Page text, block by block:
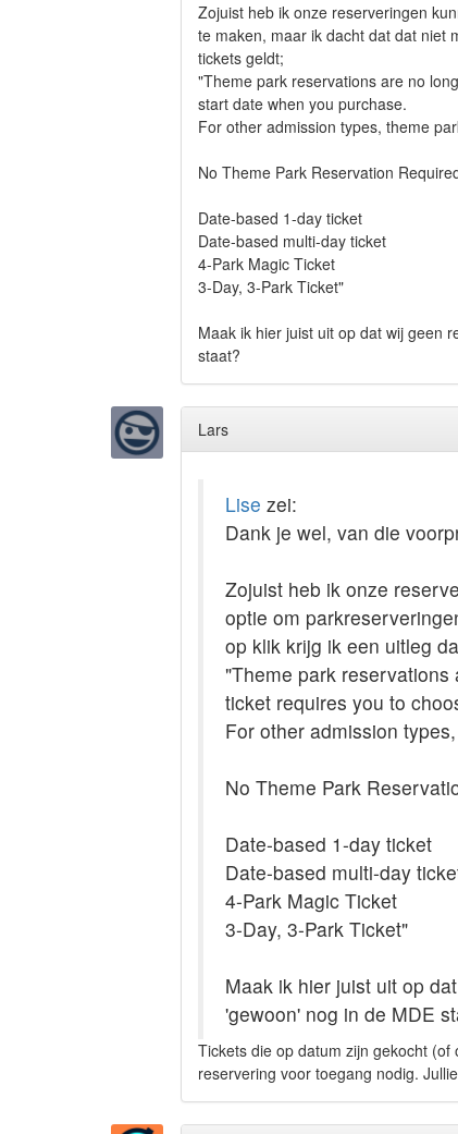
Zojuist heb ik onze reserveringen
te maken, maar ik dacht dat dat niet
tickets geldt;
"Theme park reservations are no
start date when you purchase.
For other admission types, theme
No Theme Park Reservation
Date-based 1-day ticket
Date-based multi-day ticket
4-Park Magic Ticket
3-Day, 3-Park Ticket"
Maak ik hier juist uit op dat wij geen
staat?
Lars
Lise zei:
Dank je wel, van die
Zojuist heb ik onze
optie om
op klik krijg ik een uitleg
"Theme park
ticket requires you to
For other admission
No Theme Park
Date-based 1-day ticket
Date-based multi-day
4-Park Magic Ticket
3-Day, 3-Park Ticket"
Maak ik hier juist uit op
'gewoon' nog in de MDE
Tickets die op datum zijn gekocht
reservering voor toegang nodig.